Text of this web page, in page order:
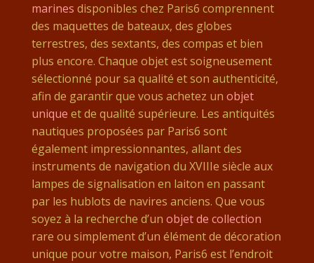
marines disponibles chez Paris6 comprennent
des maquettes de bateaux, des globes
terrestres, des sextants, des compas et bien
plus encore. Chaque objet est soigneusement
sélectionné pour sa qualité et son authenticité,
afin de garantir que vous achetez un objet
unique et de qualité supérieure. Les antiquités
nautiques proposées par Paris6 sont
également impressionnantes, allant des
instruments de navigation du XVIIIe siècle aux
lampes de signalisation en laiton en passant
par les hublots de navires anciens. Que vous
soyez à la recherche d’un objet de collection
rare ou simplement d’un élément de décoration
unique pour votre maison, Paris6 est l’endroit